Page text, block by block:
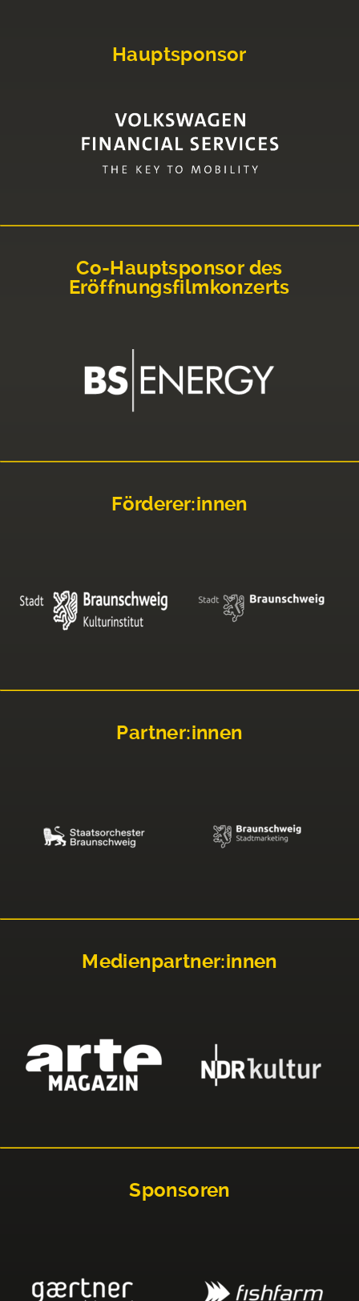
Hauptsponsor
Co-Hauptsponsor des
Eröffnungsfilmkonzerts
Förderer:innen
Partner:innen
Medienpartner:innen
Sponsoren